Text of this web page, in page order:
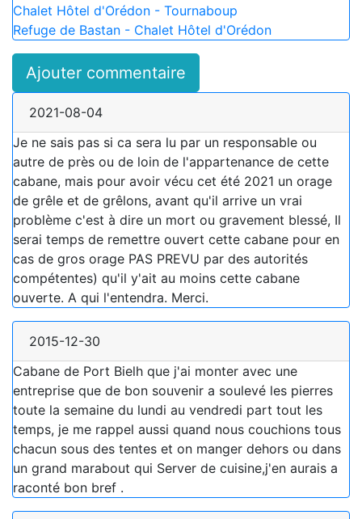
Chalet Hôtel d'Orédon - Tournaboup
Refuge de Bastan - Chalet Hôtel d'Orédon
Ajouter commentaire
2021-08-04
Je ne sais pas si ca sera lu par un responsable ou
autre de près ou de loin de l'appartenance de cette
cabane, mais pour avoir vécu cet été 2021 un orage
de grêle et de grêlons, avant qu'il arrive un vrai
problème c'est à dire un mort ou gravement blessé, Il
serai temps de remettre ouvert cette cabane pour en
cas de gros orage PAS PREVU par des autorités
compétentes) qu'il y'ait au moins cette cabane
ouverte. A qui l'entendra. Merci.
2015-12-30
Cabane de Port Bielh que j'ai monter avec une
entreprise que de bon souvenir a soulevé les pierres
toute la semaine du lundi au vendredi part tout les
temps, je me rappel aussi quand nous couchions tous
chacun sous des tentes et on manger dehors ou dans
un grand marabout qui Server de cuisine,j'en aurais a
raconté bon bref .